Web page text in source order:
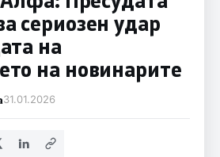
сериозен удар
на
на новинарите
31.01.2026